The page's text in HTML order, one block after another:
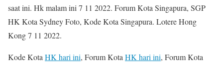
saat ini. Hk malam ini 7 11 2022. Forum Kota Singapura, SGP
HK Kota Sydney Foto, Kode Kota Singapura. Lotere Hong
Kong 7 11 2022.
Kode KotaHK hari ini, Forum KotaHK hari ini, Forum Kota